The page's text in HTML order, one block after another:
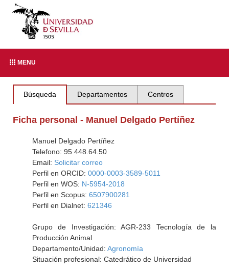
MENU
Búsqueda Departamentos Centros
Ficha personal - Manuel Delgado Pertíñez
Manuel Delgado Pertíñez
Telefono: 95 448.64.50
Email: Solicitar correo
Perfil en ORCID: 0000-0003-3589-5011
Perfil en WOS: N-5954-2018
Perfil en Scopus: 6507900281
Perfil en Dialnet: 621346
Grupo de Investigación: AGR-233 Tecnología de la
Producción Animal
Departamento/Unidad: Agronomía
Situación profesional: Catedrático de Universidad